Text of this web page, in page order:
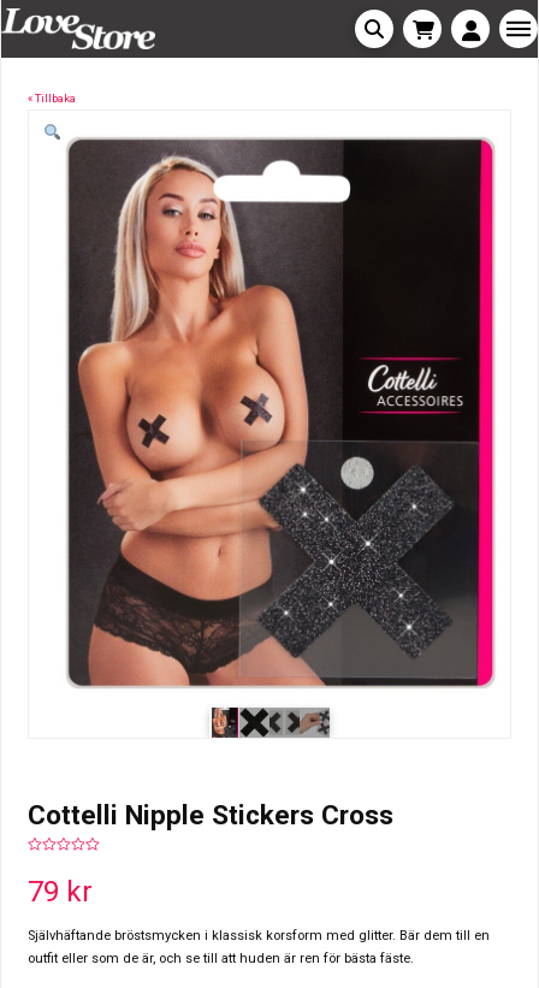
« Tillbaka
Cottelli Nipple Stickers Cross
of
5
79 kr
Självhäftande bröstsmycken i klassisk korsform med glitter. Bär dem till en
outfit eller som de är, och se till att huden är ren för bästa fäste.